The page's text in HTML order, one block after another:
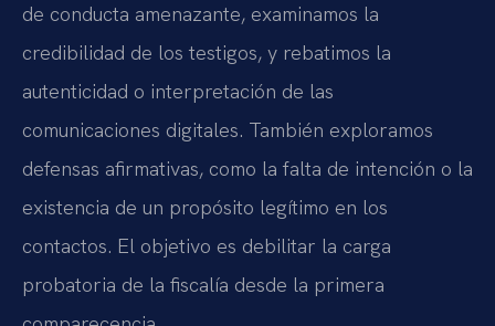
de conducta amenazante, examinamos la
credibilidad de los testigos, y rebatimos la
autenticidad o interpretación de las
comunicaciones digitales. También exploramos
defensas afirmativas, como la falta de intención o la
existencia de un propósito legítimo en los
contactos. El objetivo es debilitar la carga
probatoria de la fiscalía desde la primera